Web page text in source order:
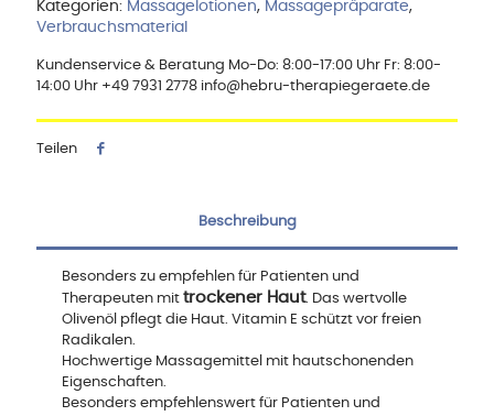
Kategorien: Massagelotionen, Massagepräparate,
Verbrauchsmaterial
Kundenservice & Beratung Mo-Do: 8:00-17:00 Uhr Fr: 8:00-
14:00 Uhr +49 7931 2778 info@hebru-therapiegeraete.de
Teilen
Beschreibung
Besonders zu empfehlen für Patienten und
Therapeuten mittrockener Haut. Das wertvolle
Olivenöl pflegt die Haut. Vitamin E schützt vor freien
Radikalen.
Hochwertige Massagemittel mit hautschonenden
Eigenschaften.
Besonders empfehlenswert für Patienten und